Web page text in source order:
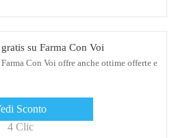
su Farma Con Voi
Con Voi offre anche ottime offerte e
Sconto
4 Clic